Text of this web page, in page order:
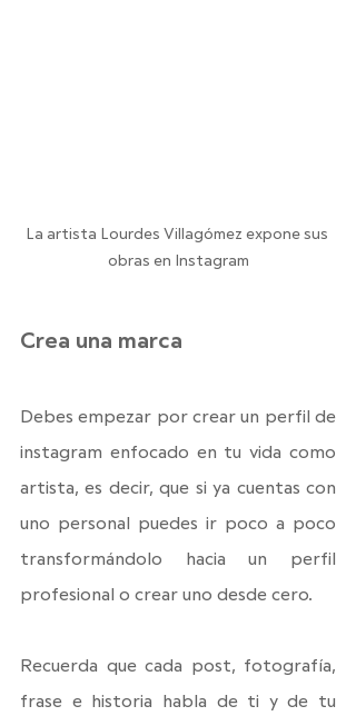
La artista Lourdes Villagómez expone sus
obras en Instagram
Crea una marca
Debes empezar por crear un perfil de
instagram enfocado en tu vida como
artista, es decir, que si ya cuentas con
uno personal puedes ir poco a poco
transformándolo hacia un perfil
profesional o crear uno desde cero.
Recuerda que cada post, fotografía,
frase e historia habla de ti y de tu